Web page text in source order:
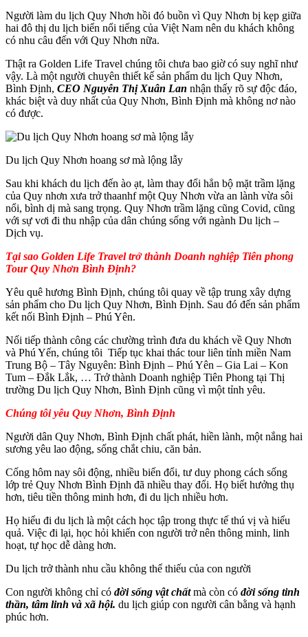
Người làm du lịch Quy Nhơn hồi đó buồn vì Quy Nhơn bị kẹp giữa
hai đô thị du lịch biển nổi tiếng của Việt Nam nên du khách không
có nhu câu đến với Quy Nhơn nữa.
Thật ra Golden Life Travel chúng tôi chưa bao giờ có suy nghĩ như
vậy. Là một người chuyên thiết kế sản phẩm du lịch Quy Nhơn,
Bình Định, CEO Nguyễn Thị Xuân Lan nhận thấy rõ sự độc đáo,
khác biệt và duy nhất của Quy Nhơn, Bình Định mà không nơ nào
có được.
Du lịch Quy Nhơn hoang sơ mà lộng lẫy
Sau khi khách du lịch đến ào ạt, làm thay đổi hẳn bộ mặt trầm lặng
của Quy nhơn xưa trở thaanhf một Quy Nhơn vừa an lành vừa sôi
nổi, bình dị mà sang trọng. Quy Nhơn trầm lặng cũng Covid, cũng
với sự vơi đi thu nhập của dân chúng sống với ngành Du lịch –
Dịch vụ.
Tại sao Golden Life Travel trở thành Doanh nghiệp Tiên phong
Tour Quy Nhơn Bình Định?
Yêu quê hương Bình Định, chúng tôi quay về tập trung xây dựng
sản phẩm cho Du lịch Quy Nhơn, Bình Định. Sau đó đến sản phẩm
kết nối Bình Định – Phú Yên.
Nối tiếp thành công các chường trình đưa du khách về Quy Nhơn
và Phú Yến, chúng tôi Tiếp tục khai thác tour liên tỉnh miền Nam
Trung Bộ – Tây Nguyên: Bình Định – Phú Yên – Gia Lai – Kon
Tum – Đắk Lắk, … Trở thành Doanh nghiệp Tiên Phong tại Thị
trường Du lịch Quy Nhơn, Bình Định cũng vì một tỉnh yêu.
Chúng tôi yêu Quy Nhơn, Bình Định
Người dân Quy Nhơn, Bình Định chất phát, hiền lành, một nắng hai
sương yêu lao động, sống chắt chiu, căn bản.
Cống hôm nay sôi động, nhiều biến đổi, tư duy phong cách sống
lớp trẻ Quy Nhơn Bình Định đã nhiều thay đổi. Họ biết hưởng thụ
hơn, tiêu tiền thông minh hơn, đi du lịch nhiều hơn.
Họ hiểu đi du lịch là một cách học tập trong thực tế thú vị và hiểu
quả. Việc đi lại, học hỏi khiến con người trở nên thông minh, linh
hoạt, tự học dễ dàng hơn.
Du lịch trở thành nhu cầu không thể thiếu của con người
Con người không chỉ có đời sống vật chấtmà còn có đời sống tinh
thần, tâm linh và xã hội. du lịch giúp con người cân bằng và hạnh
phúc hơn.